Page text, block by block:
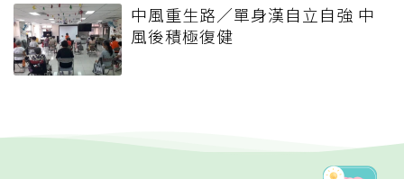
中風重生路／單身漢自立自強 中
風後積極復健